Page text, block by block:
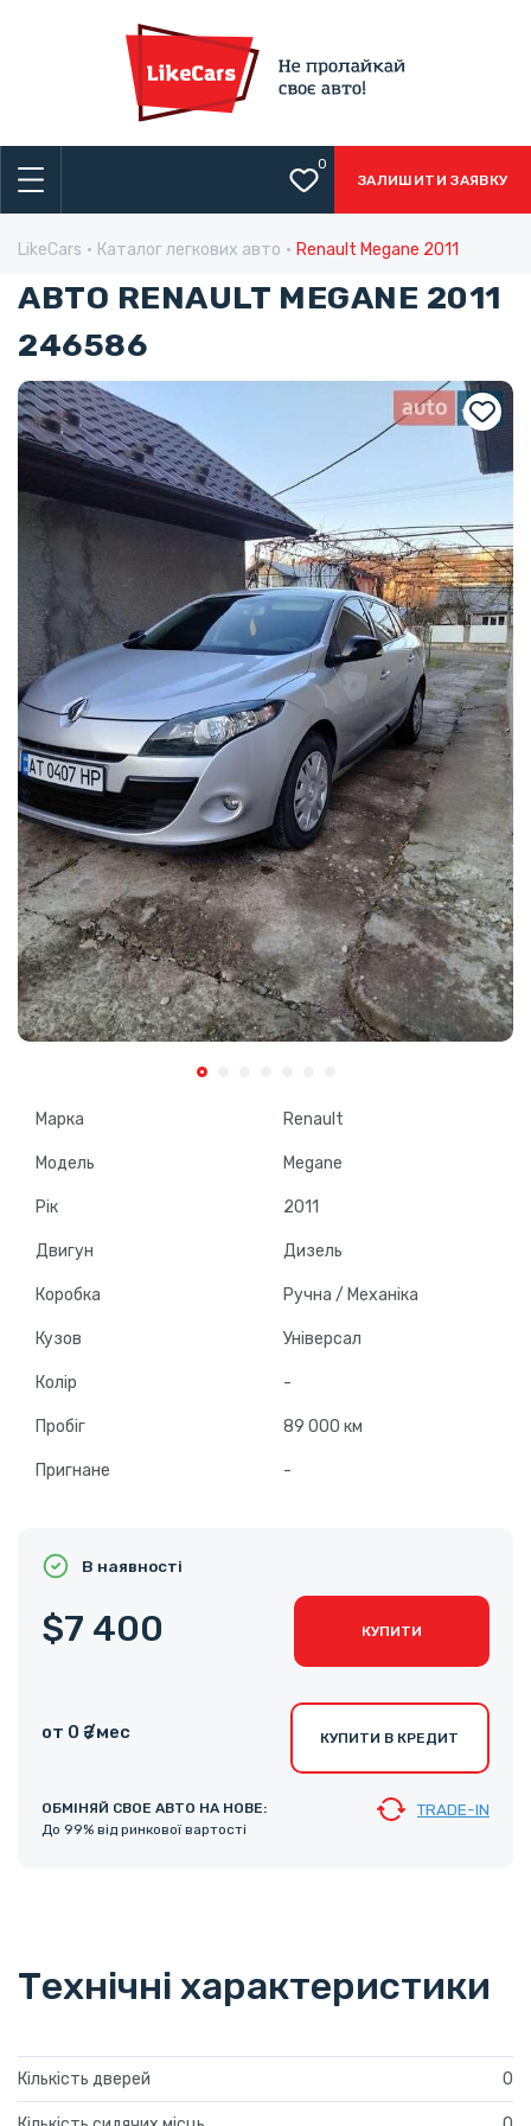
0
ЗАЛИШИТИ ЗАЯВКУ
LikeCars Каталог легкових авто Renault Megane 2011
АВТО RENAULT MEGANE 2011
246586
Марка Renault
Модель Megane
Рік 2011
Двигун Дизель
Коробка Ручна / Механіка
Кузов Універсал
Колір -
Пробіг 89 000 км
Пригнане -
В наявності
$7 400 КУПИТИ
от 0 ₴ /мес КУПИТИ В КРЕДИТ
ОБМІНЯЙ СВОЕ АВТО НА НОВЕ:
До 99% від ринкової вартості
TRADE-IN
Технічні характеристики
Кількість дверей 0